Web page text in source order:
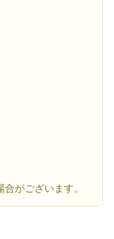
がございます。